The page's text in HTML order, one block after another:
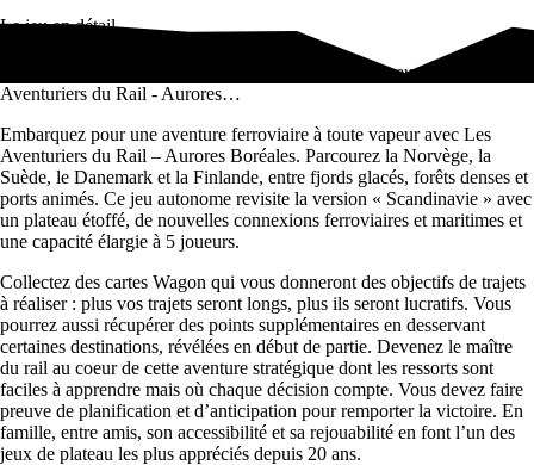
Le jeu en détail
Embarquez pour une aventure ferroviaire à toute vapeur avec Les
Aventuriers du Rail - Aurores…
Embarquez pour une aventure ferroviaire à toute vapeur avec Les
Aventuriers du Rail – Aurores Boréales. Parcourez la Norvège, la
Suède, le Danemark et la Finlande, entre fjords glacés, forêts denses et
ports animés. Ce jeu autonome revisite la version « Scandinavie » avec
un plateau étoffé, de nouvelles connexions ferroviaires et maritimes et
une capacité élargie à 5 joueurs.
Collectez des cartes Wagon qui vous donneront des objectifs de trajets
à réaliser : plus vos trajets seront longs, plus ils seront lucratifs. Vous
pourrez aussi récupérer des points supplémentaires en desservant
certaines destinations, révélées en début de partie. Devenez le maître
du rail au coeur de cette aventure stratégique dont les ressorts sont
faciles à apprendre mais où chaque décision compte. Vous devez faire
preuve de planification et d’anticipation pour remporter la victoire. En
famille, entre amis, son accessibilité et sa rejouabilité en font l’un des
jeux de plateau les plus appréciés depuis 20 ans.